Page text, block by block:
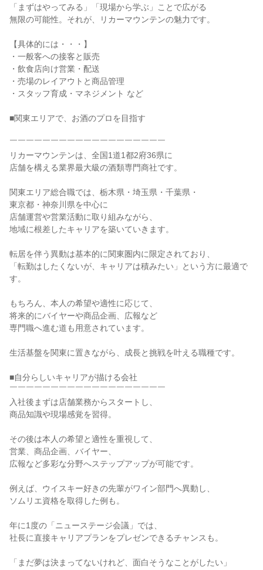
「まずはやってみる」「現場から学ぶ」ことで広がる
無限の可能性。それが、リカーマウンテンの魅力です。
【具体的には・・・】
・一般客への接客と販売
・飲食店向け営業・配送
・売場のレイアウトと商品管理
・スタッフ育成・マネジメント など
■関東エリアで、お酒のプロを目指す
￣￣￣￣￣￣￣￣￣￣￣￣￣￣￣￣￣￣￣
リカーマウンテンは、全国1道1都2府36県に
店舗を構える業界最大級の酒類専門商社です。
関東エリア総合職では、栃木県・埼玉県・千葉県・
東京都・神奈川県を中心に
店舗運営や営業活動に取り組みながら、
地域に根差したキャリアを築いていきます。
転居を伴う異動は基本的に関東圏内に限定されており、
「転勤はしたくないが、キャリアは積みたい」という方に最適で
す。
もちろん、本人の希望や適性に応じて、
将来的にバイヤーや商品企画、広報など
専門職へ進む道も用意されています。
生活基盤を関東に置きながら、成長と挑戦を叶える職種です。
■自分らしいキャリアが描ける会社
￣￣￣￣￣￣￣￣￣￣￣￣￣￣￣￣￣￣￣
入社後まずは店舗業務からスタートし、
商品知識や現場感覚を習得。
その後は本人の希望と適性を重視して、
営業、商品企画、バイヤー、
広報など多彩な分野へステップアップが可能です。
例えば、ウイスキー好きの先輩がワイン部門へ異動し、
ソムリエ資格を取得した例も。
年に1度の「ニューステージ会議」では、
社長に直接キャリアプランをプレゼンできるチャンスも。
「まだ夢は決まってないけれど、面白そうなことがしたい」